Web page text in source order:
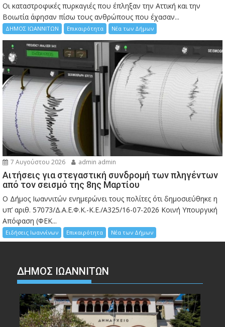
Οι καταστροφικές πυρκαγιές που έπληξαν την Αττική και την
Bοιωτία άφησαν πίσω τους ανθρώπους που έχασαν...
ΔΗΜΟΣ ΙΩΑΝΝΙΤΩΝ Επικαιρότητα Νέα των Δήμων
7 Αυγούστου 2026 admin admin
Αιτήσεις για στεγαστική συνδρομή των πληγέντων
από τον σεισμό της 8ης Μαρτίου
Ο Δήμος Ιωαννιτών ενημερώνει τους πολίτες ότι δημοσιεύθηκε η
υπ’ αριθ. 57073/Δ.Α.Ε.Φ.Κ.-Κ.Ε./Α325/16-07-2026 Κοινή Υπουργική
Απόφαση (ΦΕΚ...
Ειδήσεις Ιωαννίνων Επικαιρότητα Νέα των Δήμων
ΔΗΜΟΣ ΙΩΑΝΝΙΤΩΝ